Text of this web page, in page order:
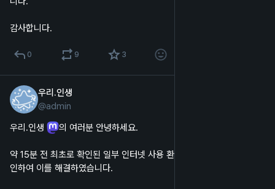
감사합니다.
0 9 3
우리.인생
@admin
우리.인생
의 여러분 안녕하세요.
약 15분 전 최초로 확인된 일부 인터넷 사용 환경에서의 접속 오류를 확
인하여 이를 해결하였습니다.